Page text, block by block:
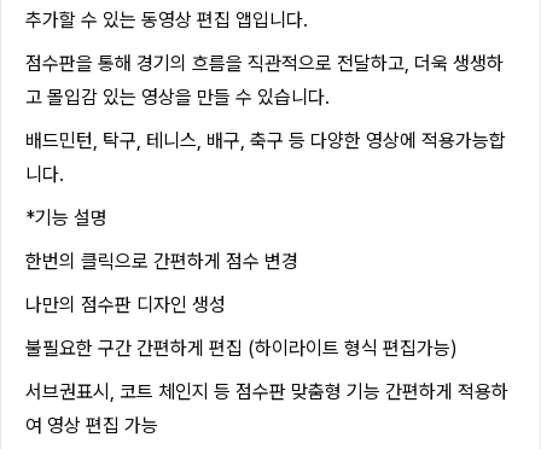
추가할 수 있는 동영상 편집 앱입니다.
점수판을 통해 경기의 흐름을 직관적으로 전달하고, 더욱 생생하
고 몰입감 있는 영상을 만들 수 있습니다.
배드민턴, 탁구, 테니스, 배구, 축구 등 다양한 영상에 적용가능합
니다.
*기능 설명
한번의 클릭으로 간편하게 점수 변경
나만의 점수판 디자인 생성
불필요한 구간 간편하게 편집 (하이라이트 형식 편집가능)
서브권표시, 코트 체인지 등 점수판 맞춤형 기능 간편하게 적용하
여 영상 편집 가능